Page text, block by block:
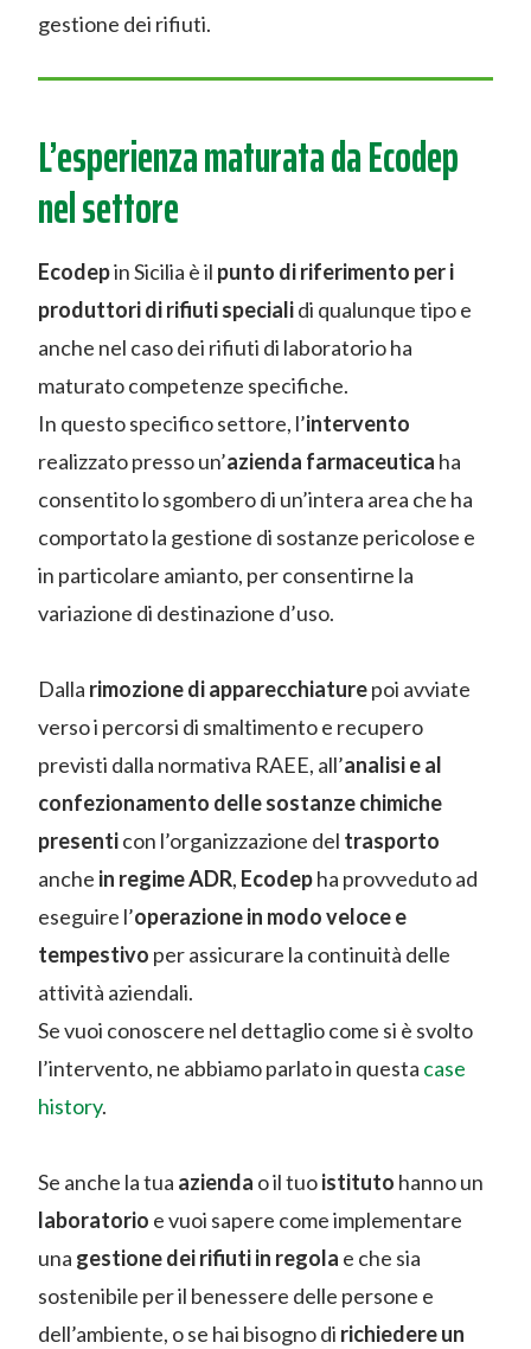
gestione dei rifiuti.
L’esperienza maturata da Ecodep
nel settore
Ecodepin Sicilia è il punto di riferimento per i
produttori di rifiuti specialidi qualunque tipo e
anche nel caso dei rifiuti di laboratorio ha
maturato competenze specifiche.
In questo specifico settore, l’intervento
realizzato presso un’azienda farmaceutica ha
consentito lo sgombero di un’intera area che ha
comportato la gestione di sostanze pericolose e
in particolare amianto, per consentirne la
variazione di destinazione d’uso.
Dalla rimozione di apparecchiaturepoi avviate
verso i percorsi di smaltimento e recupero
previsti dalla normativa RAEE, all’analisi e al
confezionamento delle sostanze chimiche
presenticon l’organizzazione del trasporto
anche in regime ADR, Ecodepha provveduto ad
eseguire l’operazione in modo veloce e
tempestivo per assicurare la continuità delle
attività aziendali.
Se vuoi conoscere nel dettaglio come si è svolto
l’intervento, ne abbiamo parlato in questa case
history.
Se anche la tua azienda o il tuoistituto hanno un
laboratorio e vuoi sapere come implementare
una gestione dei rifiuti in regola e che sia
sostenibile per il benessere delle persone e
dell’ambiente, o se hai bisogno di richiedere un